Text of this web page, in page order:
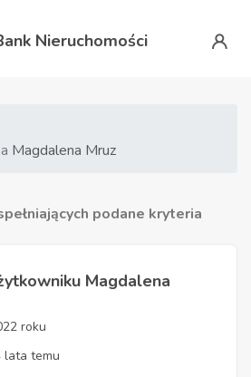
Nieruchomości
Magdalena Mruz
podane kryteria
Magdalena
roku
lata temu